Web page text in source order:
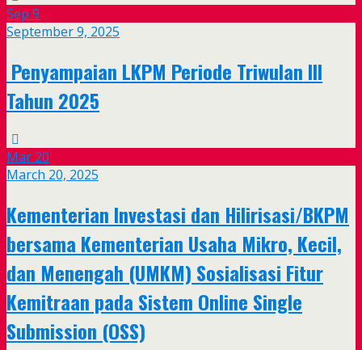
Sep 9
September 9, 2025
Penyampaian LKPM Periode Triwulan III
Tahun 2025
Mar 20
March 20, 2025
Kementerian Investasi dan Hilirisasi/BKPM
bersama Kementerian Usaha Mikro, Kecil,
dan Menengah (UMKM) Sosialisasi Fitur
Kemitraan pada Sistem Online Single
Submission (OSS)